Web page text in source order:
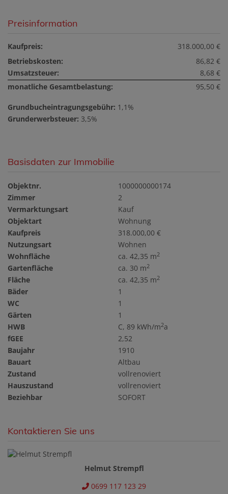
Preisinformation
Kaufpreis:
318.000,00 €
Betriebskosten:
86,82 €
Umsatzsteuer:
8,68 €
monatliche Gesamtbelastung:
95,50 €
Grundbucheintragungsgebühr: 1,1%
Grunderwerbsteuer: 3,5%
Basisdaten zur Immobilie
Objektnr.
1000000000174
Zimmer
2
Vermarktungsart
Kauf
Objektart
Wohnung
Kaufpreis
318.000,00 €
Nutzungsart
Wohnen
Wohnfläche
ca. 42,35 m2
Gartenfläche ca. 30 m2
Fläche ca. 42,35 m2
Bäder
1
WC
1
Gärten
1
HWB
C, 89 kWh/m2a
fGEE
2,52
Baujahr
1910
Bauart
Altbau
Zustand
vollrenoviert
Hauszustand
vollrenoviert
Beziehbar
SOFORT
Kontaktieren Sie uns
Helmut Strempfl
0699 117 123 29